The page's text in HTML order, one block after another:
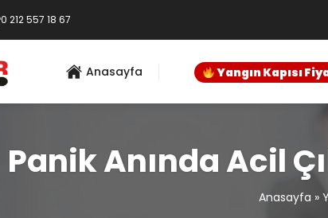
0 212 557 18 67
Anasayfa Yangın Kapısı
Panik Anında Acil
Anasayfa »